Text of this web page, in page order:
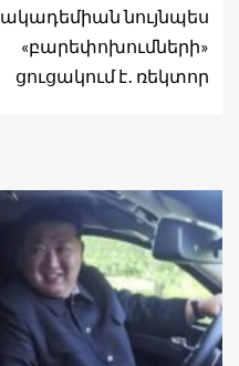
ակադեմիան նույնպես
«բարեփոխումների»
ցուցակում է․ ռեկտոր